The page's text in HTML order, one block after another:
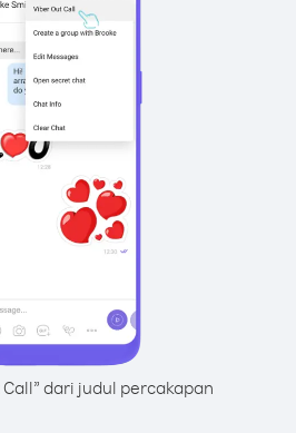
dari judul percakapan